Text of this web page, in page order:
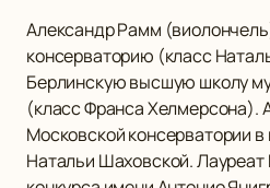
Александр Рамм
консерваторию (класс
Берлинскую высшую школу
(класс Франса Хелмерсона).
Московской консерватории
Натальи Шаховской.